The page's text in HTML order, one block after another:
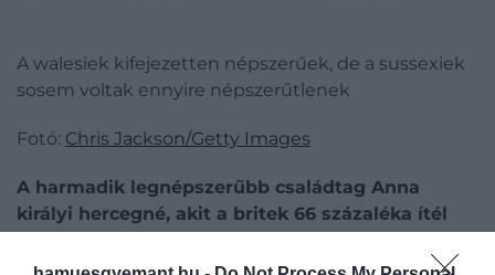
A walesiek kifejezetten népszerűek, de a sussexiek
sosem voltak ennyire népszerűtlenek
Fotó: Chris Jackson/Getty Images
A harmadik legnépszerűbb családtag Anna
királyi hercegné, akit a britek 66 százaléka ítél
nyilvánosságban, következetes munkája és